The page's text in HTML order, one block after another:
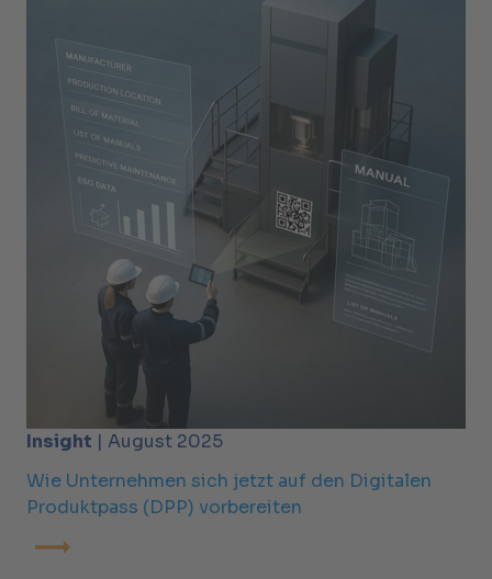
Insight | August 2025
Wie Unternehmen sich jetzt auf den Digitalen
Produktpass (DPP) vorbereiten